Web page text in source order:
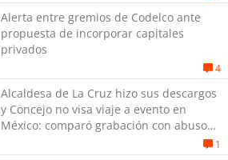
Alerta entre gremios de Codelco ante
propuesta de incorporar capitales
privados
4
Alcaldesa de La Cruz hizo sus descargos
y Concejo no visa viaje a evento en
México: comparó grabación con abuso
1